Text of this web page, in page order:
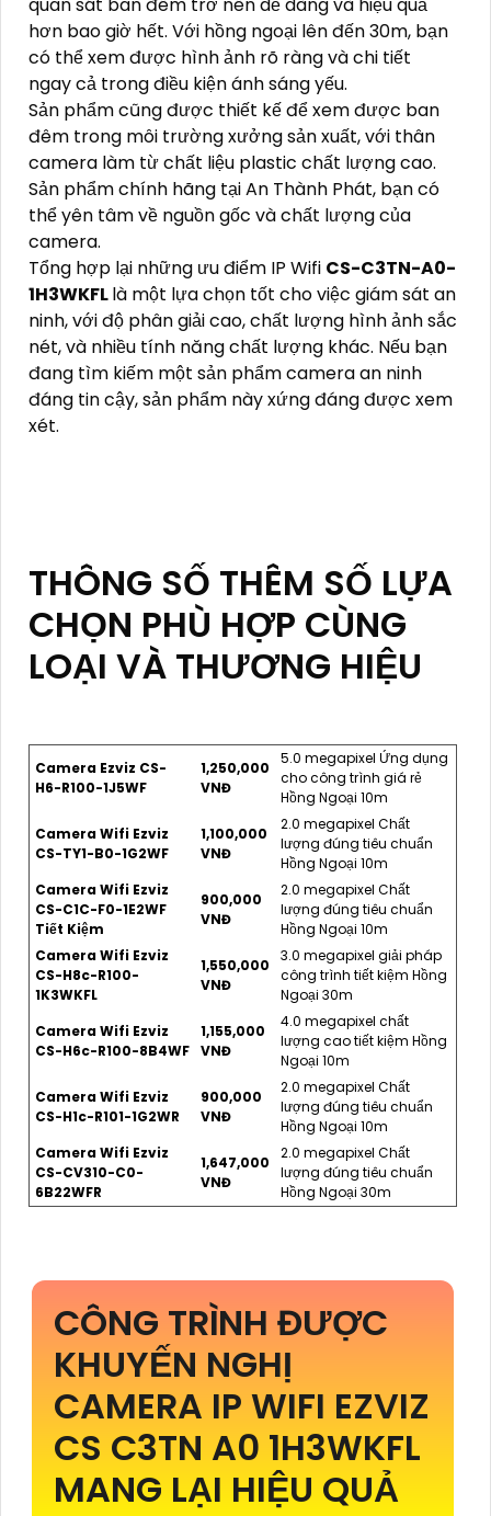
quan sát ban đêm trở nên dễ dàng và hiệu quả
hơn bao giờ hết. Với hồng ngoại lên đến 30m, bạn
có thể xem được hình ảnh rõ ràng và chi tiết
ngay cả trong điều kiện ánh sáng yếu.
Sản phẩm cũng được thiết kế để xem được ban
đêm trong môi trường xưởng sản xuất, với thân
camera làm từ chất liệu plastic chất lượng cao.
Sản phẩm chính hãng tại An Thành Phát, bạn có
thể yên tâm về nguồn gốc và chất lượng của
camera.
Tổng hợp lại những ưu điểm IP Wifi CS-C3TN-A0-
1H3WKFLlà một lựa chọn tốt cho việc giám sát an
ninh, với độ phân giải cao, chất lượng hình ảnh sắc
nét, và nhiều tính năng chất lượng khác. Nếu bạn
đang tìm kiếm một sản phẩm camera an ninh
đáng tin cậy, sản phẩm này xứng đáng được xem
xét.
THÔNG SỐ THÊM SỐ LỰA
CHỌN PHÙ HỢP CÙNG
LOẠI VÀ THƯƠNG HIỆU
Camera Ezviz CS-
H6-R100-1J5WF
1,250,000
VNĐ
5.0 megapixel Ứng dụng
cho công trình giá rẻ
Hồng Ngoại 10m
Camera Wifi Ezviz
CS-TY1-B0-1G2WF
1,100,000
VNĐ
2.0 megapixel Chất
lượng đúng tiêu chuẩn
Hồng Ngoại 10m
Camera Wifi Ezviz
CS-C1C-F0-1E2WF
Tiết Kiệm
900,000
VNĐ
2.0 megapixel Chất
lượng đúng tiêu chuẩn
Hồng Ngoại 10m
Camera Wifi Ezviz
CS-H8c-R100-
1K3WKFL
1,550,000
VNĐ
3.0 megapixel giải pháp
công trình tiết kiệm Hồng
Ngoại 30m
Camera Wifi Ezviz
CS-H6c-R100-8B4WF
1,155,000
VNĐ
4.0 megapixel chất
lượng cao tiết kiệm Hồng
Ngoại 10m
Camera Wifi Ezviz
CS-H1c-R101-1G2WR
900,000
VNĐ
2.0 megapixel Chất
lượng đúng tiêu chuẩn
Hồng Ngoại 10m
Camera Wifi Ezviz
CS-CV310-C0-
6B22WFR
1,647,000
VNĐ
2.0 megapixel Chất
lượng đúng tiêu chuẩn
Hồng Ngoại 30m
CÔNG TRÌNH ĐƯỢC
KHUYẾN NGHỊ
CAMERA IP WIFI EZVIZ
CS C3TN A0 1H3WKFL
MANG LẠI HIỆU QUẢ